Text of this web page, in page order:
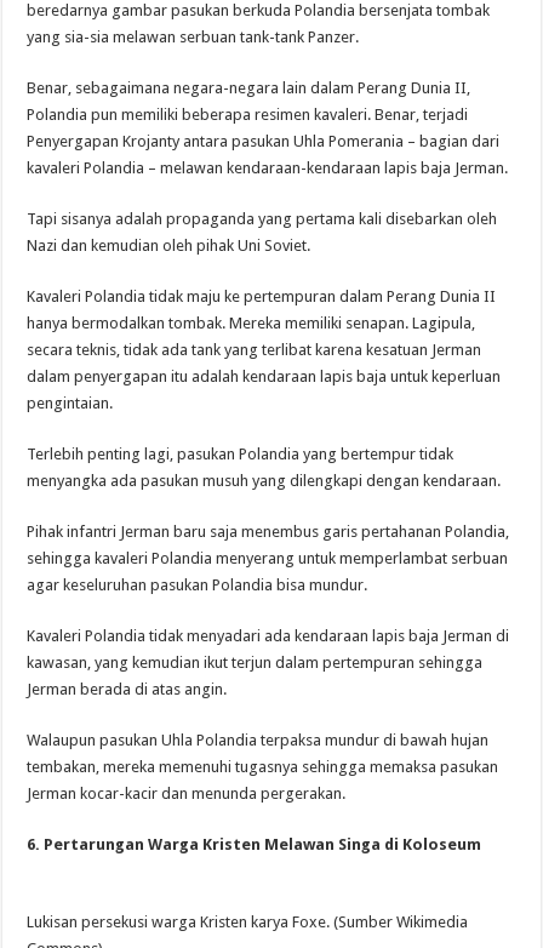
beredarnya gambar pasukan berkuda Polandia bersenjata tombak
yang sia-sia melawan serbuan tank-tank Panzer.
Benar, sebagaimana negara-negara lain dalam Perang Dunia II,
Polandia pun memiliki beberapa resimen kavaleri. Benar, terjadi
Penyergapan Krojanty antara pasukan Uhla Pomerania – bagian dari
kavaleri Polandia – melawan kendaraan-kendaraan lapis baja Jerman.
Tapi sisanya adalah propaganda yang pertama kali disebarkan oleh
Nazi dan kemudian oleh pihak Uni Soviet.
Kavaleri Polandia tidak maju ke pertempuran dalam Perang Dunia II
hanya bermodalkan tombak. Mereka memiliki senapan. Lagipula,
secara teknis, tidak ada tank yang terlibat karena kesatuan Jerman
dalam penyergapan itu adalah kendaraan lapis baja untuk keperluan
pengintaian.
Terlebih penting lagi, pasukan Polandia yang bertempur tidak
menyangka ada pasukan musuh yang dilengkapi dengan kendaraan.
Pihak infantri Jerman baru saja menembus garis pertahanan Polandia,
sehingga kavaleri Polandia menyerang untuk memperlambat serbuan
agar keseluruhan pasukan Polandia bisa mundur.
Kavaleri Polandia tidak menyadari ada kendaraan lapis baja Jerman di
kawasan, yang kemudian ikut terjun dalam pertempuran sehingga
Jerman berada di atas angin.
Walaupun pasukan Uhla Polandia terpaksa mundur di bawah hujan
tembakan, mereka memenuhi tugasnya sehingga memaksa pasukan
Jerman kocar-kacir dan menunda pergerakan.
6. Pertarungan Warga Kristen Melawan Singa di Koloseum
Lukisan persekusi warga Kristen karya Foxe. (Sumber Wikimedia